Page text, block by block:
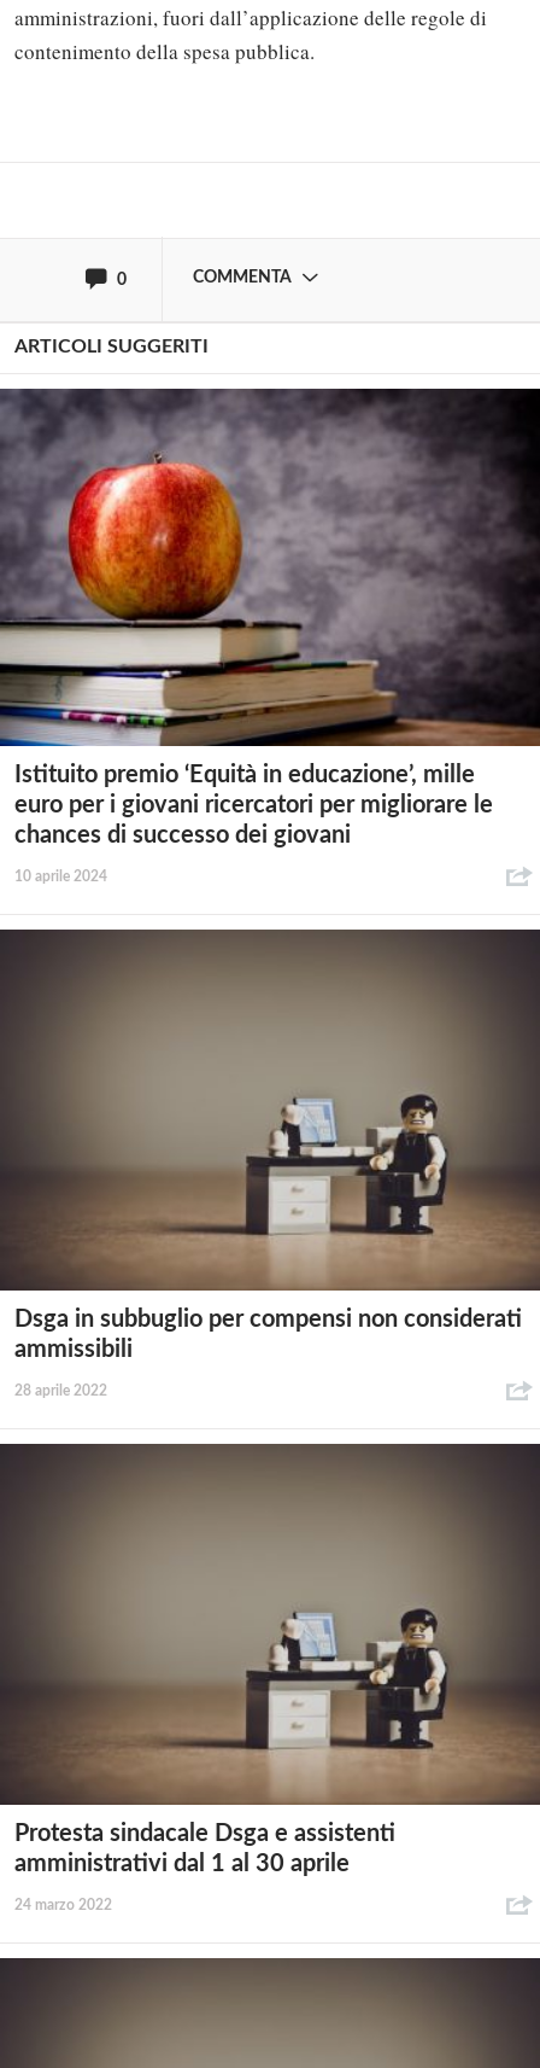
amministrazioni, fuori dall’applicazione delle regole di
contenimento della spesa pubblica.
0 COMMENTA
Solo gli utenti registrati possono
commentare!
ARTICOLI SUGGERITI
Istituito premio ‘Equità in educazione’, mille
euro per i giovani ricercatori per migliorare le
chances di successo dei giovani
10 aprile 2024
Dsga in subbuglio per compensi non considerati
ammissibili
28 aprile 2022
Protesta sindacale Dsga e assistenti
amministrativi dal 1 al 30 aprile
24 marzo 2022